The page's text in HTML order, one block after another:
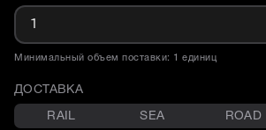
Минимальный объем поставки: 1 единиц
ДОСТАВКА
RAIL SEA ROAD